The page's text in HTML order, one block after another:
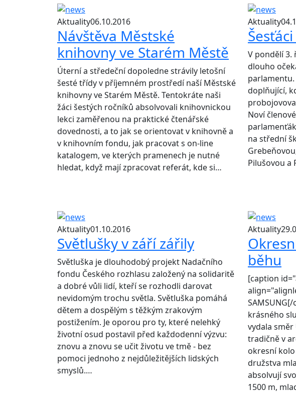
Aktuality06.10.2016
Návštěva Městské
knihovny ve Starém Městě
Úterní a středeční dopoledne strávily letošní
šesté třídy v příjemném prostředí naší Městské
knihovny ve Starém Městě. Tentokráte naši
žáci šestých ročníků absolvovali knihovnickou
lekci zaměřenou na praktické čtenářské
dovednosti, a to jak se orientovat v knihovně a
v knihovním fondu, jak pracovat s on-line
katalogem, ve kterých pramenech je nutné
hledat, když mají zpracovat referát, kde si…
Aktuality
V pondělí 3.
dlouho
doplňující,
Noví
na střední
Pilušovou a
Aktuality01.10.2016
Světlušky v září zářily
Světluška je dlouhodobý projekt Nadačního
fondu Českého rozhlasu založený na solidaritě
a dobré vůli lidí, kteří se rozhodli darovat
nevidomým trochu světla. Světluška pomáhá
dětem a dospělým s těžkým zrakovým
postižením. Je oporou pro ty, které nelehký
životní osud postavil před každodenní výzvu:
znovu a znovu se učit životu ve tmě - bez
pomoci jednoho z nejdůležitějších lidských
smyslů.…
Aktuality
běhu
[caption
krásného
vydala směr
tradičně v
okresní
družstva
absolvují
1500 m,